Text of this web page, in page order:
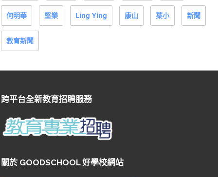
何明華 堅樂 Ling Ying 康山 葉小 新聞
教育新聞
跨平台全新教育招聘服務
關於 GOODSCHOOL 好學校網站